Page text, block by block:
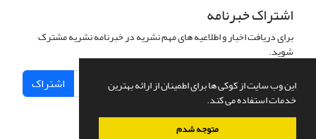
این وب سایت از کوکی ها برای اطمینان از ارائه بهترین
خدمات استفاده می کند.
متوجه شدم
اشتراک خبرنامه
برای دریافت اخبار و اطلاعیه های مهم نشریه در خبرنامه نشریه مشترک
شوید.
اشتراک